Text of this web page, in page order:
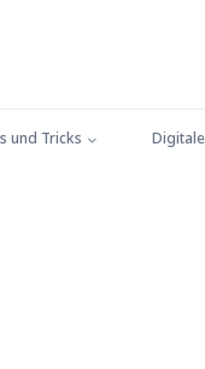
und Tricks